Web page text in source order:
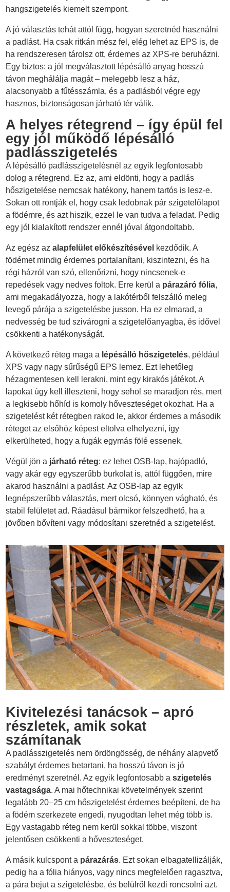
hangszigetelés kiemelt szempont.
A jó választás tehát attól függ, hogyan szeretnéd használni
a padlást. Ha csak ritkán mész fel, elég lehet az EPS is, de
ha rendszeresen tárolsz ott, érdemes az XPS-re beruházni.
Egy biztos: a jól megválasztott lépésálló anyag hosszú
távon meghálálja magát – melegebb lesz a ház,
alacsonyabb a fűtésszámla, és a padlásból végre egy
hasznos, biztonságosan járható tér válik.
A helyes rétegrend – így épül fel
egy jól működő lépésálló
padlásszigetelés
A lépésálló padlásszigetelésnél az egyik legfontosabb
dolog a rétegrend. Ez az, ami eldönti, hogy a padlás
hőszigetelése nemcsak hatékony, hanem tartós is lesz-e.
Sokan ott rontják el, hogy csak ledobnak pár szigetelőlapot
a födémre, és azt hiszik, ezzel le van tudva a feladat. Pedig
egy jól kialakított rendszer ennél jóval átgondoltabb.
Az egész azalapfelület előkészítésével kezdődik. A
födémet mindig érdemes portalanítani, kiszintezni, és ha
régi házról van szó, ellenőrizni, hogy nincsenek-e
repedések vagy nedves foltok. Erre kerül a párazáró fólia,
ami megakadályozza, hogy a lakótérből felszálló meleg
levegő párája a szigetelésbe jusson. Ha ez elmarad, a
nedvesség be tud szivárogni a szigetelőanyagba, és idővel
csökkenti a hatékonyságát.
A következő réteg maga a lépésálló hőszigetelés, például
XPS vagy nagy sűrűségű EPS lemez. Ezt lehetőleg
hézagmentesen kell lerakni, mint egy kirakós játékot. A
lapokat úgy kell illeszteni, hogy sehol se maradjon rés, mert
a legkisebb hőhíd is komoly hőveszteséget okozhat. Ha a
szigetelést két rétegben rakod le, akkor érdemes a második
réteget az elsőhöz képest eltolva elhelyezni, így
elkerülheted, hogy a fugák egymás fölé essenek.
Végül jön a járható réteg: ez lehet OSB-lap, hajópadló,
vagy akár egy egyszerűbb burkolat is, attól függően, mire
akarod használni a padlást. Az OSB-lap az egyik
legnépszerűbb választás, mert olcsó, könnyen vágható, és
stabil felületet ad. Ráadásul bármikor felszedhető, ha a
jövőben bővíteni vagy módosítani szeretnéd a szigetelést.
Kivitelezési tanácsok – apró
részletek, amik sokat
számítanak
A padlásszigetelés nem ördöngösség, de néhány alapvető
szabályt érdemes betartani, ha hosszú távon is jó
eredményt szeretnél. Az egyik legfontosabb aszigetelés
vastagsága. A mai hőtechnikai követelmények szerint
legalább 20–25 cm hőszigetelést érdemes beépíteni, de ha
a födém szerkezete engedi, nyugodtan lehet még több is.
Egy vastagabb réteg nem kerül sokkal többe, viszont
jelentősen csökkenti a hőveszteséget.
A másik kulcspont a párazárás. Ezt sokan elbagatellizálják,
pedig ha a fólia hiányos, vagy nincs megfelelően ragasztva,
a pára bejut a szigetelésbe, és belülről kezdi roncsolni azt.